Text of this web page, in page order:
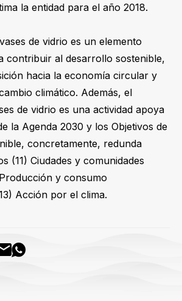
la entidad para el año 2018.
de vidrio es un elemento
contribuir al desarrollo sostenible,
hacia la economía circular y
climático. Además, el
de vidrio es una actividad apoya
la Agenda 2030 y los Objetivos de
concretamente, redunda
(11) Ciudades y comunidades
y consumo
Acción por el clima.